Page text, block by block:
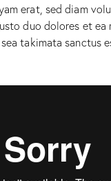
erat, sed diam
duo dolores et ea
takimata sanctus